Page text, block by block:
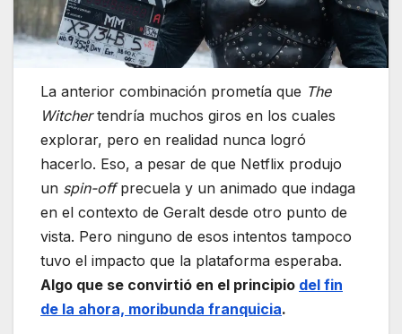
La anterior combinación prometía que The
Witchertendría muchos giros en los cuales
explorar, pero en realidad nunca logró
hacerlo. Eso, a pesar de que Netflix produjo
un spin-offprecuela y un animado que indaga
en el contexto de Geralt desde otro punto de
vista. Pero ninguno de esos intentos tampoco
tuvo el impacto que la plataforma esperaba.
Algo que se convirtió en el principio del fin
de la ahora, moribunda franquicia.